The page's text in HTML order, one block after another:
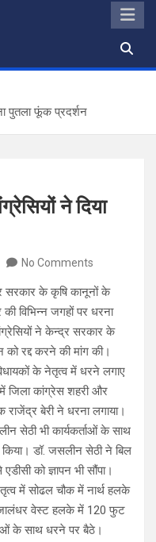
पुतला फूंक प्रदर्शन
ने दिया
No Comments
सरकार के कृषि कानूनों के
विभिन्न जगहों पर धरना
ने केन्द्र सरकार के
रद्द करने की मांग की।
के नेतृत्व में धरने लगाए
जिला कांग्रेस शहरी और
बेरी ने धरना लगाया।
सेठी भी कार्यकर्ताओं के साथ
डॉ. जसलीन सेठी ने बिल
को ज्ञापन भी सौंपा।
में सोढल चौक में नार्थ हलके
जालंधर वेस्ट हलके में 120 फुट
के साथ धरने पर बैठे।